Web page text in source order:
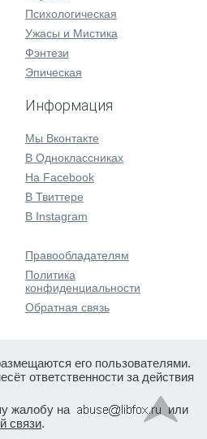
Психологическая
Ужасы и Мистика
Фэнтези
Эпическая
Информация
Мы Вконтакте
В Одноклассниках
На Facebook
В Твиттере
В Instagram
Правообладателям
Политика
конфиденциальности
Обратная связь
его пользователями.
ответственности за действия
жалобу на
или
связи.